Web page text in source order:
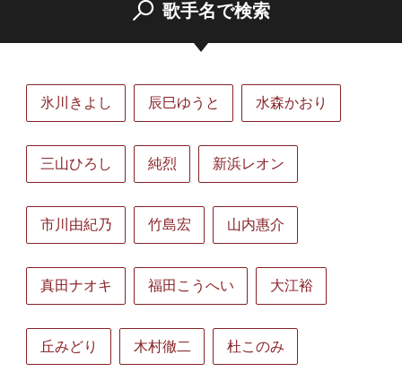
歌手名で検索
氷川きよし 辰巳ゆうと 水森かおり
三山ひろし 純烈 新浜レオン
市川由紀乃 竹島宏 山内惠介
真田ナオキ 福田こうへい 大江裕
丘みどり 木村徹二 杜このみ